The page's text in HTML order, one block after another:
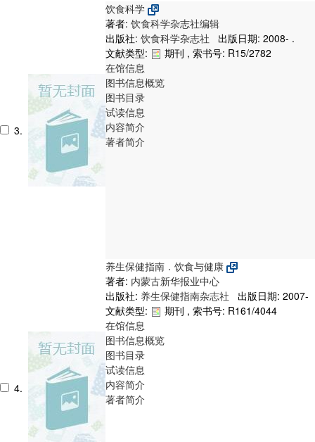
3.
饮食科学
著者: 饮食科学杂志社编辑
出版社: 饮食科学杂志社
出版日期: 2008- .
文献类型:
期刊 , 索书号: R15/2782
在馆信息
图书信息概览
图书目录
试读信息
内容简介
著者简介
4.
养生保健指南．饮食与健康
著者: 内蒙古新华报业中心
出版社: 养生保健指南杂志社
出版日期: 2007-
文献类型:
期刊 , 索书号: R161/4044
在馆信息
图书信息概览
图书目录
试读信息
内容简介
著者简介